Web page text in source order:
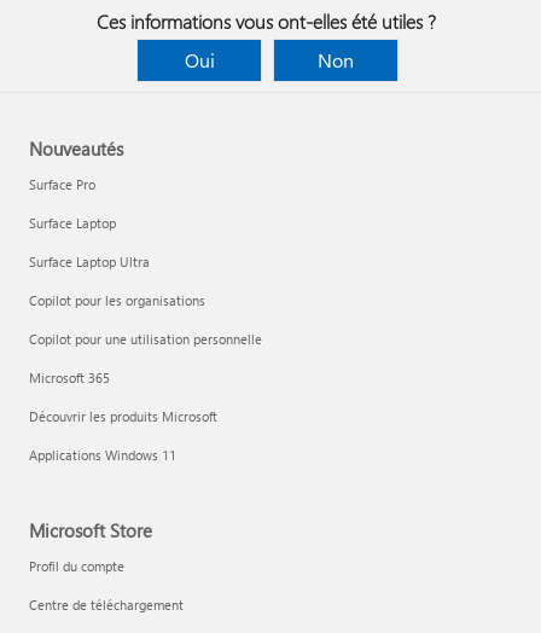
Ces informations vous ont-elles été utiles ?
Oui
Non
Nouveautés
Surface Pro
Surface Laptop
Surface Laptop Ultra
Copilot pour les organisations
Copilot pour une utilisation personnelle
Microsoft 365
Découvrir les produits Microsoft
Applications Windows 11
Microsoft Store
Profil du compte
Centre de téléchargement